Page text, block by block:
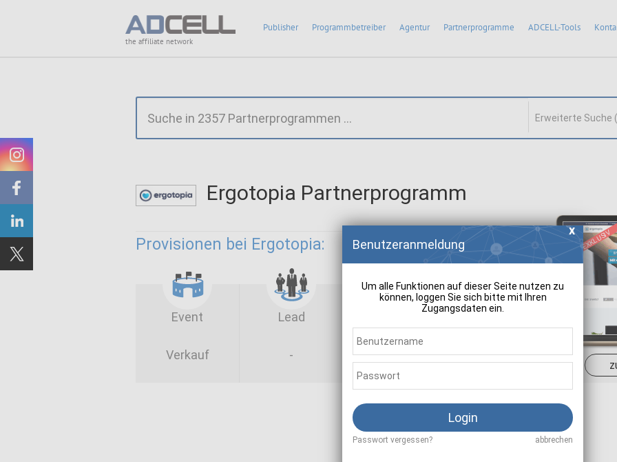
the affiliate network
Publisher Programmbetreiber Agentur Partnerprogramme ADCELL-Tools
Erweiterte Suche (
Ergotopia Partnerprogramm
Provisionen bei Ergotopia:
Event Lead
Verkauf - 10,00 %
EXKLUSIV
Als Affiliate registrieren
Benutzeranmeldung
Um alle Funktionen auf dieser Seite nutzen zu
können, loggen Sie sich bitte mit Ihren
Zugangsdaten ein.
Login
Passwort vergessen? abbrechen